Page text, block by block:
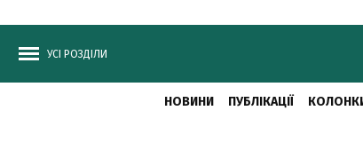
УСІ РОЗДІЛИ
НОВИНИ ПУБЛІКАЦІЇ